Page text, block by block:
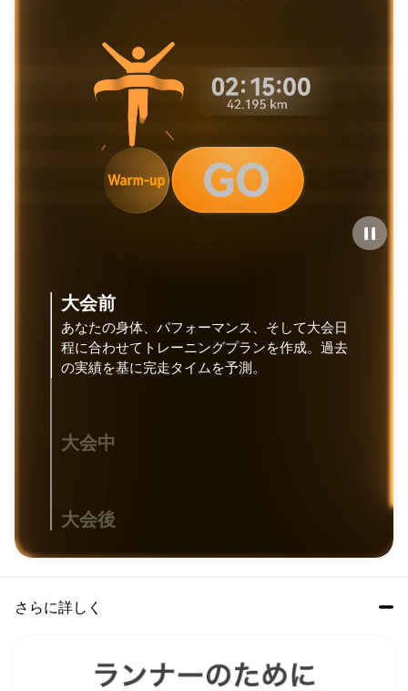
大会前
あなたの身体、パフォーマンス、そして大会日
程に合わせてトレーニングプランを作成。過去
の実績を基に完走タイムを予測。
大会中
大会後
さらに詳しく